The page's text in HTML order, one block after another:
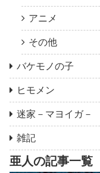
アニメ
その他
バケモノの子
ヒモメン
迷家－マヨイガ－
雑記
亜人の記事一覧